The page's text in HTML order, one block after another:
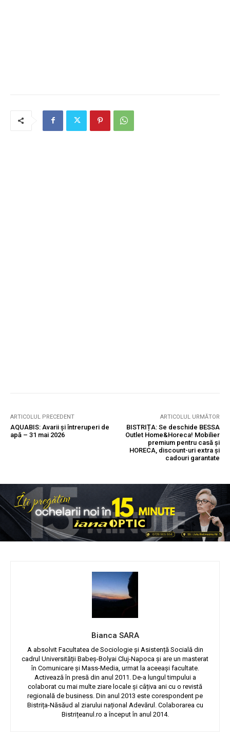
ARTICOLUL PRECEDENT
AQUABIS: Avarii și întreruperi de
apă – 31 mai 2026
ARTICOLUL URMĂTOR
BISTRIȚA: Se deschide BESSA
Outlet Home&Horeca! Mobilier
premium pentru casă și
HORECA, discount-uri extra și
cadouri garantate
Bianca SARA
A absolvit Facultatea de Sociologie și Asistență Socială din
cadrul Universității Babeș-Bolyai Cluj-Napoca și are un masterat
în Comunicare și Mass-Media, urmat la aceeași facultate.
Activează în presă din anul 2011. De-a lungul timpului a
colaborat cu mai multe ziare locale și câțiva ani cu o revistă
regională de business. Din anul 2013 este corespondent pe
Bistrița-Năsăud al ziarului național Adevărul. Colaborarea cu
Bistrițeanul.ro a început în anul 2014.